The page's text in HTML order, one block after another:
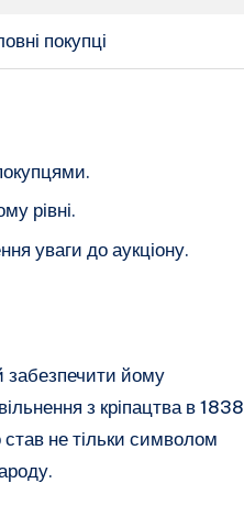
покупці
рівні.
уваги до аукціону.
забезпечити йому
з кріпацтва в 1838
став не тільки символом